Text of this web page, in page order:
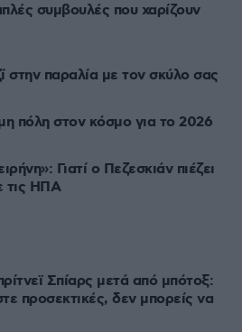
συμβουλές που χαρίζουν
στην παραλία με τον σκύλο σας
πόλη στον κόσμο για το 2026
Γιατί ο Πεζεσκιάν πιέζει
τις ΗΠΑ
Σπίαρς μετά από μπότοξ:
προσεκτικές, δεν μπορείς να